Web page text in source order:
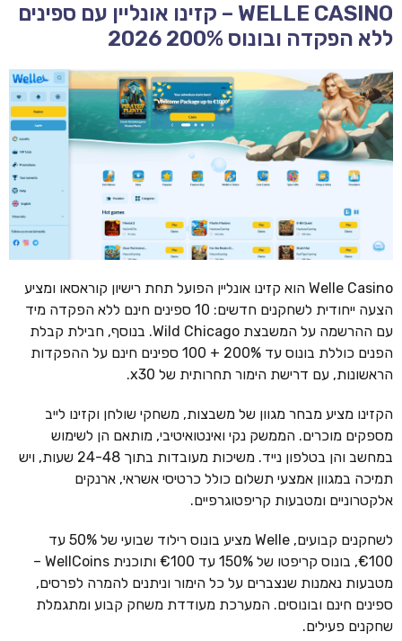
WELLE CASINO – קזינו אונליין עם ספינים
ללא הפקדה ובונוס 200% 2026
Welle Casino הוא קזינו אונליין הפועל תחת רישיון קוראסאו ומציע
הצעה ייחודית לשחקנים חדשים: 10 ספינים חינם ללא הפקדה מיד
עם ההרשמה על המשבצת Wild Chicago. בנוסף, חבילת קבלת
הפנים כוללת בונוס עד 200% + 100 ספינים חינם על ההפקדות
הראשונות, עם דרישת הימור תחרותית של x30.
הקזינו מציע מבחר מגוון של משבצות, משחקי שולחן וקזינו לייב
מספקים מוכרים. הממשק נקי ואינטואיטיבי, מותאם הן לשימוש
במחשב והן בטלפון נייד. משיכות מעובדות בתוך 24-48 שעות, ויש
תמיכה במגוון אמצעי תשלום כולל כרטיסי אשראי, ארנקים
אלקטרוניים ומטבעות קריפטוגרפיים.
לשחקנים קבועים, Welle מציע בונוס רילוד שבועי של 50% עד
€100, בונוס קריפטו של 150% עד €100 ותוכנית WellCoins –
מטבעות נאמנות שנצברים על כל הימור וניתנים להמרה לפרסים,
ספינים חינם ובונוסים. המערכת מעודדת משחק קבוע ומתגמלת
שחקנים פעילים.